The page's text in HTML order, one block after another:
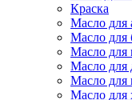
Краска
Масло для
Масло для
Масло для
Масло для
Масло для
Масло для